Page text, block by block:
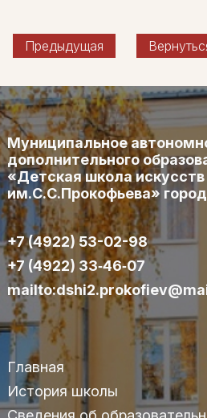
Предыдущая
Муниципальное
дополнительного
«Детская школа
им.С.С.Прокофьева»
+7 (4922) 53-02-98
+7 (4922) 33‑46‑07
Главная
История школы